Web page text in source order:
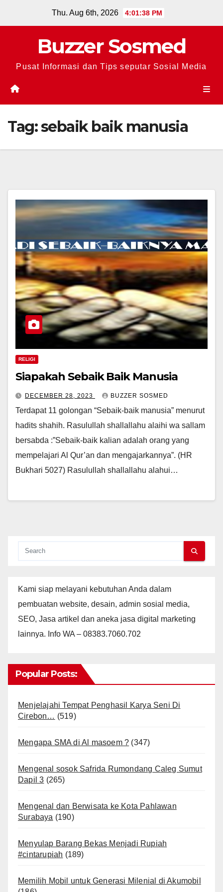
Thu. Aug 6th, 2026 4:01:39 PM
Buzzer Sosmed
Pusat Informasi dan Tips seputar Sosial Media
Tag:sebaik baik manusia
RELIGI
Siapakah Sebaik Baik Manusia
DECEMBER 28, 2023 BUZZER SOSMED
Terdapat 11 golongan “Sebaik-baik manusia” menurut
hadits shahih. Rasulullah shallallahu alaihi wa sallam
bersabda :”Sebaik-baik kalian adalah orang yang
mempelajari Al Qur’an dan mengajarkannya”. (HR
Bukhari 5027) Rasulullah shallallahu alahui…
Kami siap melayani kebutuhan Anda dalam
pembuatan website, desain, admin sosial media,
SEO, Jasa artikel dan aneka jasa digital marketing
lainnya. Info WA – 08383.7060.702
Popular Posts:
Menjelajahi Tempat Penghasil Karya Seni Di
Cirebon… (519)
Mengapa SMA di Al masoem ? (347)
Mengenal sosok Safrida Rumondang Caleg Sumut
Dapil 3 (265)
Mengenal dan Berwisata ke Kota Pahlawan
Surabaya (190)
Menyulap Barang Bekas Menjadi Rupiah
#cintarupiah (189)
Memilih Mobil untuk Generasi Milenial di Akumobil